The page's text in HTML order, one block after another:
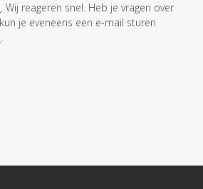
. Wij reageren snel. Heb je vragen over
je eveneens een e-mail sturen
.